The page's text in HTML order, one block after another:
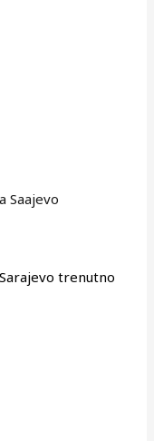
Saajevo
trenutno